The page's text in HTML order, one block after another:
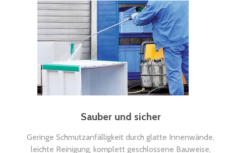
Sauber und sicher
Geringe Schmutzanfälligkeit durch glatte Innenwände,
leichte Reinigung, komplett geschlossene Bauweise,